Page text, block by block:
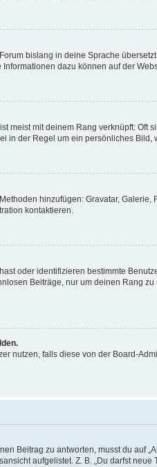
bislang in deine Sprache
dazu können auf der
mit deinem Rang verknüpft:
in der Regel um ein persönliches
hinzufügen: Gravatar,
kontaktieren.
oder identifizieren bestimmte
Beiträge, nur um deinen Rang
nutzen, falls diese von der Board-
Beitrag zu antworten, musst du auf
aufgelistet. Z. B. „Du darfst neue